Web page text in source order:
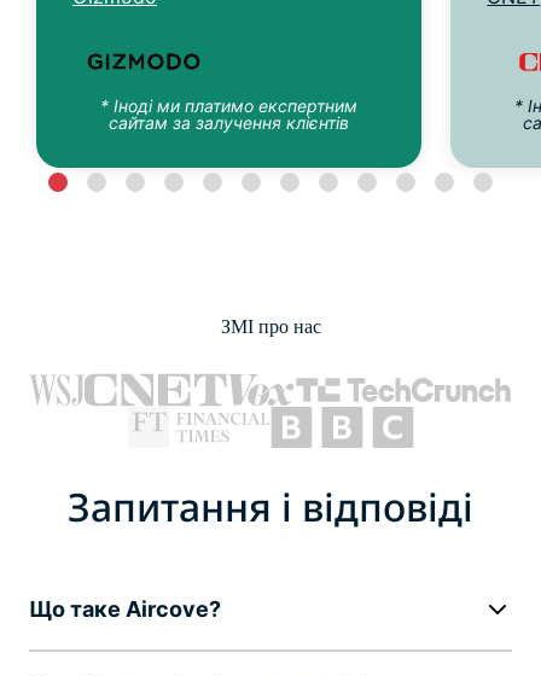
* Іноді ми платимо експертним
сайтам за залучення клієнтів
*
ЗМІ про нас
Запитання і відповіді
Що таке Aircove?